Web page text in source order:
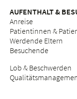
AUFENTHALT &
Anreise
Patientinnen &
Werdende Eltern
Besuchende
Lob & Beschwerden